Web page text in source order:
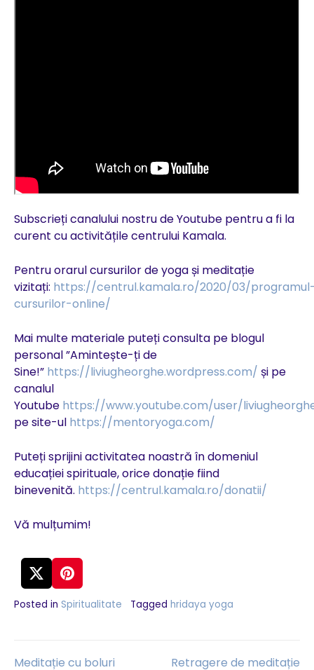
Subscrieți canalului nostru de Youtube pentru a fi la
curent cu activitățile centrului Kamala.
Pentru orarul cursurilor de yoga și meditație
vizitați: https://centrul.kamala.ro/2020/03/
cursurilor-online/
Mai multe materiale puteți consulta pe blogul
personal ”Amintește-ți de
Sine!” https://liviugheorghe.wordpress.com/ și pe
canalul
Youtube https://www.youtube.com/user/
pe site-ul https://mentoryoga.com/
Puteți sprijini activitatea noastră în domeniul
educației spirituale, orice donație fiind
binevenită. https://centrul.kamala.ro/donatii/
Vă mulțumim!
Posted in Spiritualitate Tagged hridaya yoga
Meditație cu boluri Retragere de meditație